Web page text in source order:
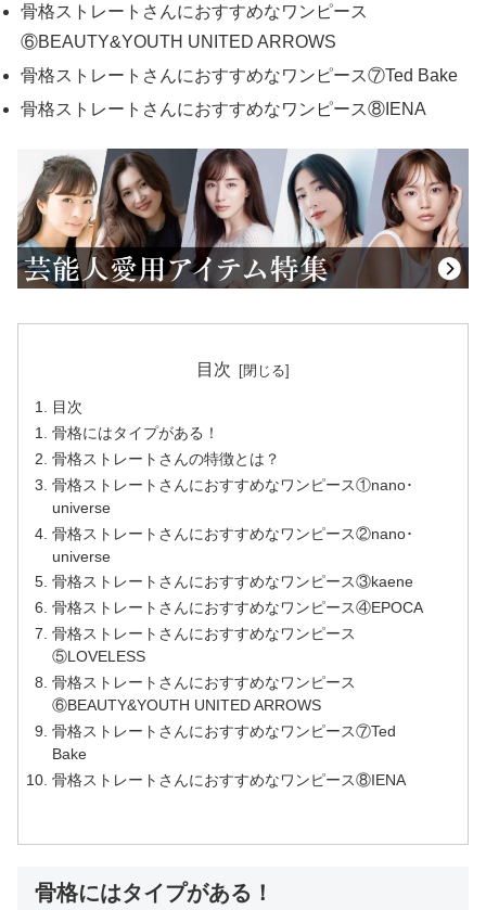
骨格ストレートさんにおすすめなワンピース
⑥BEAUTY&YOUTH UNITED ARROWS
骨格ストレートさんにおすすめなワンピース⑦Ted Bake
骨格ストレートさんにおすすめなワンピース⑧IENA
目次
目次
骨格にはタイプがある！
骨格ストレートさんの特徴とは？
骨格ストレートさんにおすすめなワンピース①nano･
universe
骨格ストレートさんにおすすめなワンピース②nano･
universe
骨格ストレートさんにおすすめなワンピース③kaene
骨格ストレートさんにおすすめなワンピース④EPOCA
骨格ストレートさんにおすすめなワンピース
⑤LOVELESS
骨格ストレートさんにおすすめなワンピース
⑥BEAUTY&YOUTH UNITED ARROWS
骨格ストレートさんにおすすめなワンピース⑦Ted
Bake
骨格ストレートさんにおすすめなワンピース⑧IENA
骨格にはタイプがある！